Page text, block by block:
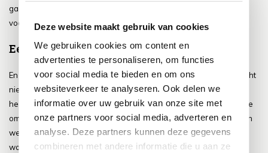
Deze website maakt gebruik van cookies
We gebruiken cookies om content en
advertenties te personaliseren, om functies
voor social media te bieden en om ons
websiteverkeer te analyseren. Ook delen we
informatie over uw gebruik van onze site met
onze partners voor social media, adverteren en
analyse. Deze partners kunnen deze gegevens
combineren met andere informatie die u aan ze
gaan zitten maar als je dit met regelmaat doet kun je er zeker je
voordeel mee doen!
Een combinatie van materialen
En dan hebben we nog een hele leuke optie klaar staan die wellicht
niet bij iedereen even bekend of geliefd is maar die dus zeker wel
heel veel sfeer en stijl aan je tuin toe kan voegen, namelijk de optie
om verschillende materialen in een meubel te combineren. Dit zien
we gelukkig de laatste tijd steeds vaker en is dan ook werkelijk
waar heel erg leuk om te zien. Op deze wijze zie je namelijk dat